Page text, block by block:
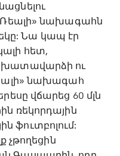
նախագահն
Նա կապ էր
հետ,
ու
նախագահ
վճարեց 60 մլն
ռեկորդային
ֆուտբոլում:
չթողեցին